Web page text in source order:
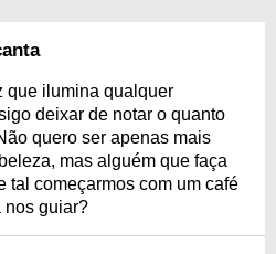
que ilumina qualquer
deixar de notar o quanto
quero ser apenas mais
mas alguém que faça
tal começarmos com um café
nos guiar?